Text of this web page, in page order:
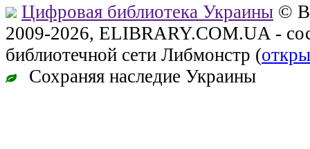
Цифровая библиотека Украины ©
2009-2026, ELIBRARY.COM.UA -
библиотечной сети Либмонстр (
Сохраняя наследие Украины